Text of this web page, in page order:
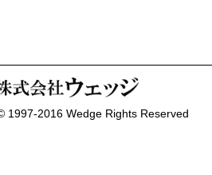
1997-2016 Wedge Rights Reserved